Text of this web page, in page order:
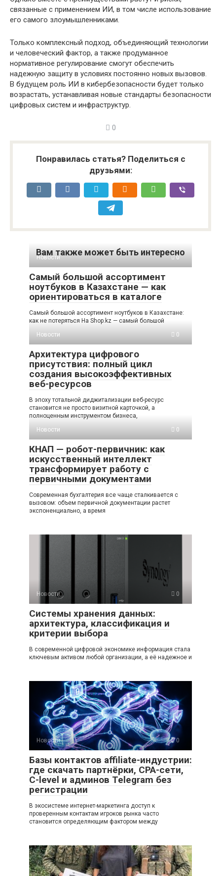
связанные с применением ИИ, в том числе использование
его самого злоумышленниками.
Только комплексный подход, объединяющий технологии
и человеческий фактор, а также продуманное
нормативное регулирование смогут обеспечить
надежную защиту в условиях постоянно новых вызовов.
В будущем роль ИИ в кибербезопасности будет только
возрастать, устанавливая новые стандарты безопасности
цифровых систем и инфраструктур.
0
Понравилась статья? Поделиться с
друзьями:
Вам также может быть интересно
Новости 0
Самый большой ассортимент
ноутбуков в Казахстане — как
ориентироваться в каталоге
Самый большой ассортимент ноутбуков в Казахстане:
как не потеряться На Shop.kz — самый большой
Новости
0
Архитектура цифрового
присутствия: полный цикл
создания высокоэффективных
веб-ресурсов
В эпоху тотальной диджитализации веб-ресурс
становится не просто визитной карточкой, а
полноценным инструментом бизнеса,
Новости
0
КНАП — робот-первичник: как
искусственный интеллект
трансформирует работу с
первичными документами
Современная бухгалтерия все чаще сталкивается с
вызовом: объем первичной документации растет
экспоненциально, а время
Новости 0
Системы хранения данных:
архитектура, классификация и
критерии выбора
В современной цифровой экономике информация стала
ключевым активом любой организации, а её надежное и
Новости 0
Базы контактов affiliate-индустрии:
где скачать партнёрки, CPA-сети,
C-level и админов Telegram без
регистрации
В экосистеме интернет-маркетинга доступ к
проверенным контактам игроков рынка часто
становится определяющим фактором между